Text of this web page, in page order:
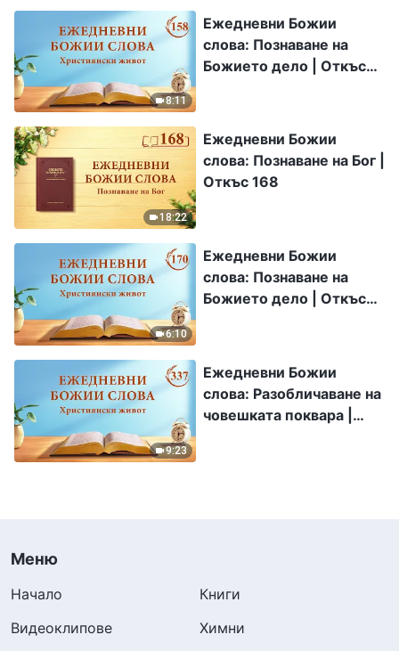
8:11
Ежедневни Божии
слова: Познаване на
Божието дело | Откъс
18:22
Ежедневни Божии
слова: Познаване на Бог |
Откъс 168
6:10
Ежедневни Божии
слова: Познаване на
Божието дело | Откъс
9:23
Ежедневни Божии
слова: Разобличаване на
човешката поквара |
Меню
Начало
Книги
Видеоклипове
Химни